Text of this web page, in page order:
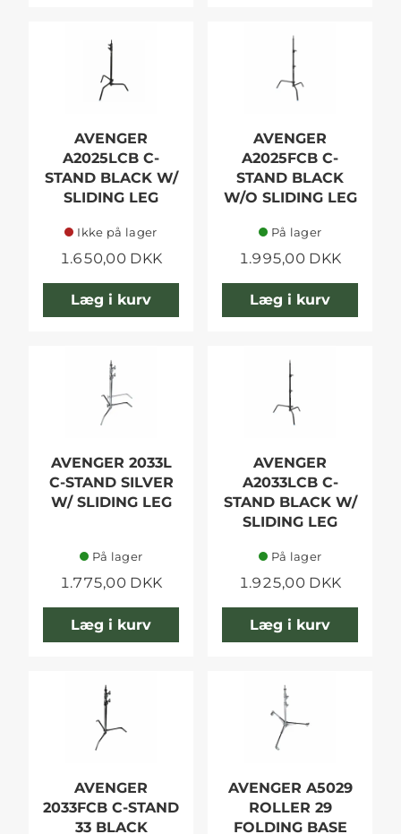
AVENGER
A2025LCB C-
STAND BLACK W/
SLIDING LEG
Ikke på lager
1.650,00 DKK
Læg i kurv
AVENGER
A2025FCB C-
STAND BLACK
W/O SLIDING LEG
På lager
1.995,00 DKK
Læg i kurv
AVENGER 2033L
C-STAND SILVER
W/ SLIDING LEG
På lager
1.775,00 DKK
Læg i kurv
AVENGER
A2033LCB C-
STAND BLACK W/
SLIDING LEG
På lager
1.925,00 DKK
Læg i kurv
AVENGER
2033FCB C-STAND
33 BLACK
AVENGER A5029
ROLLER 29
FOLDING BASE